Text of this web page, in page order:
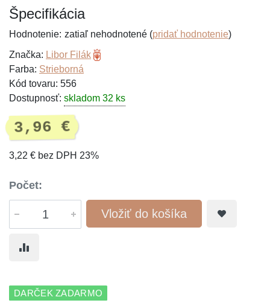
Špecifikácia
Hodnotenie: zatiaľ nehodnotené (pridať hodnotenie)
Značka: Libor Filák
Farba: Strieborná
Kód tovaru: 556
Dostupnosť: skladom 32 ks
3,96 €
3,22 € bez DPH 23%
Počet:
Vložiť do košíka
DARČEK ZADARMO